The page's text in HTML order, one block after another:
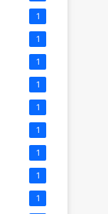
1
1
1
1
1
1
1
1
1